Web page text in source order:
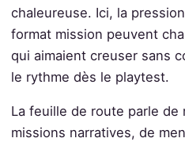
chaleureuse. Ici, la
format mission peuvent
qui aimaient creuser sans
le rythme dès le playtest.
La feuille de route parle de
missions narratives, de